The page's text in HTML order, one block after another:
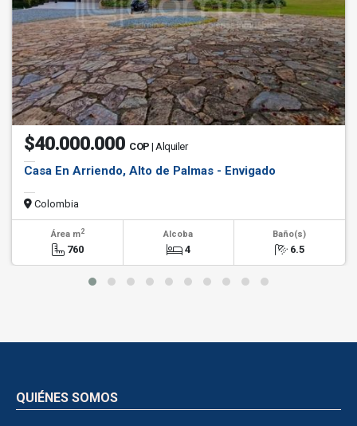
$40.000.000 COP | Alquiler
Casa En Arriendo, Alto de Palmas - Envigado
Colombia
Área m2
760
Alcoba
4
Baño(s)
6.5
QUIÉNES SOMOS